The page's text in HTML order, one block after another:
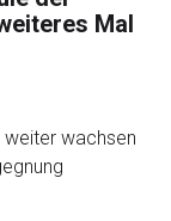
Mal
weiter wachsen